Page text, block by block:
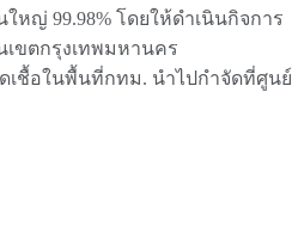
หญ่ 99.98% โดยให้ดำเนินกิจการ
ขตกรุงเทพมหานคร
เชื้อในพื้นที่กทม. นำไปกำจัดที่ศูนย์